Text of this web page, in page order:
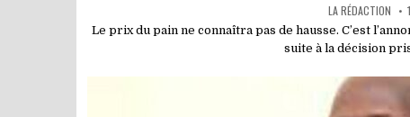
LA RÉDACTION
Le prix du pain ne connaîtra pas de hausse. C’est
suite à la décision